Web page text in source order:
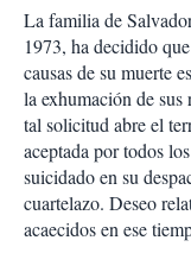
m
p
a
t
i
r
La familia de
1973, ha decidido
causas de su muerte
la exhumación de sus
tal solicitud abre el
aceptada por todos
suicidado en su
cuartelazo. Deseo
acaecidos en ese